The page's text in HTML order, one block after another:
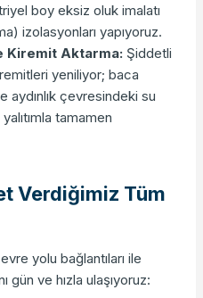
boy eksiz oluk imalatı
izolasyonları yapıyoruz.
Kiremit Aktarma: Şiddetli
yeniliyor; baca
aydınlık çevresindeki su
tamamen
Verdiğimiz Tüm
yolu bağlantıları ile
gün ve hızla ulaşıyoruz: